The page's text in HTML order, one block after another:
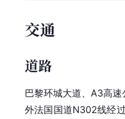
交通
道路
巴黎环城大道、A3高
外法国国道N302线经